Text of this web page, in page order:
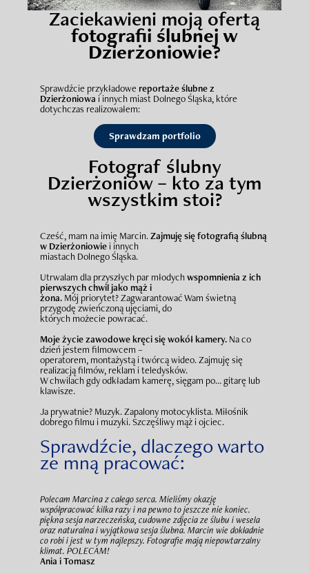
Zaciekawieni moją ofertą
fotografii ślubnej w
Dzierżoniowie?
Sprawdźcie przykładowe reportaże ślubne z
Dzierżoniowa i innych miast Dolnego Śląska, które
dotychczas realizowałem:
Sprawdzam portfolio
Fotograf ślubny
Dzierżoniów – kto za tym
wszystkim stoi?
Cześć, mam na imię Marcin.Zajmuję się fotografią ślubną
w Dzierżoniowie i innych
miastach Dolnego Śląska.
Utrwalam dla przyszłych par młodychwspomnienia z ich
pierwszych chwil jako mąż i
żona. Mój priorytet? Zagwarantować Wam świetną
przygodę zwieńczoną ujęciami, do
których możecie powracać.
Moje życie zawodowe kręci się wokół kamery. Na co
dzień jestem filmowcem –
operatorem, montażystą i twórcą wideo. Zajmuję się
realizacją filmów, reklam i teledysków.
W chwilach gdy odkładam kamerę, sięgam po… gitarę lub
klawisze.
Ja prywatnie? Muzyk. Zapalony motocyklista. Miłośnik
dobrego filmu i muzyki. Szczęśliwy mąż i ojciec.
Sprawdźcie, dlaczego warto
ze mną pracować:
Polecam Marcina z całego serca. Mieliśmy okazję
współpracować kilka razy i na pewno to jeszcze nie koniec.
piękna sesja narzeczeńska, cudowne zdjęcia ze ślubu i wesela
oraz naturalna i wyjątkowa sesja ślubna. Marcin wie dokładnie
co robi i jest w tym najlepszy. Fotografie mają niepowtarzalny
klimat. POLECAM!
Ania i Tomasz